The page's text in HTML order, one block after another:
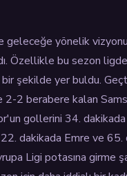
geleceğe yönelik
Özellikle bu sezon
bir şekilde yer buldu.
2-2 berabere kalan
gollerini 34.
dakikada Emre ve 65.
Ligi potasına girme